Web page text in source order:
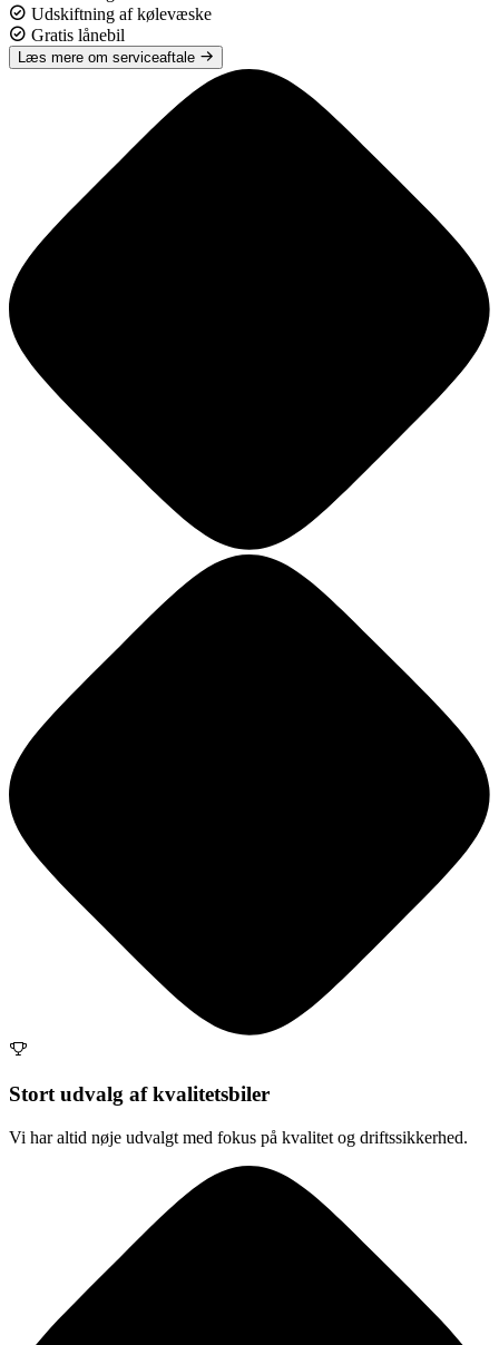
Udskiftning af kølevæske
Gratis lånebil
Læs mere om serviceaftale
Stort udvalg af kvalitetsbiler
Vi har altid nøje udvalgt med fokus på kvalitet og driftssikkerhed.